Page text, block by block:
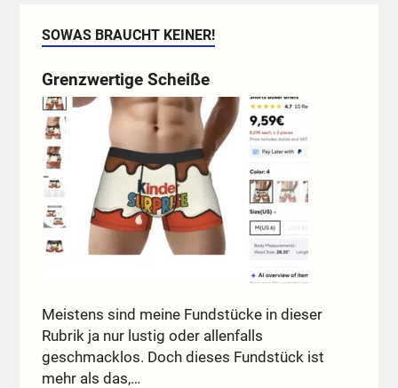
SOWAS BRAUCHT KEINER!
Grenzwertige Scheiße
Meistens sind meine Fundstücke in dieser
Rubrik ja nur lustig oder allenfalls
geschmacklos. Doch dieses Fundstück ist
mehr als das,…